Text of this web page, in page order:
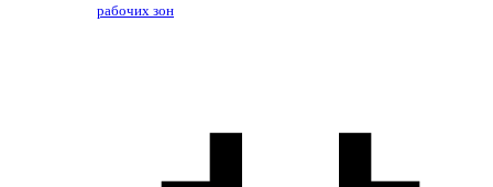
рабочих зон